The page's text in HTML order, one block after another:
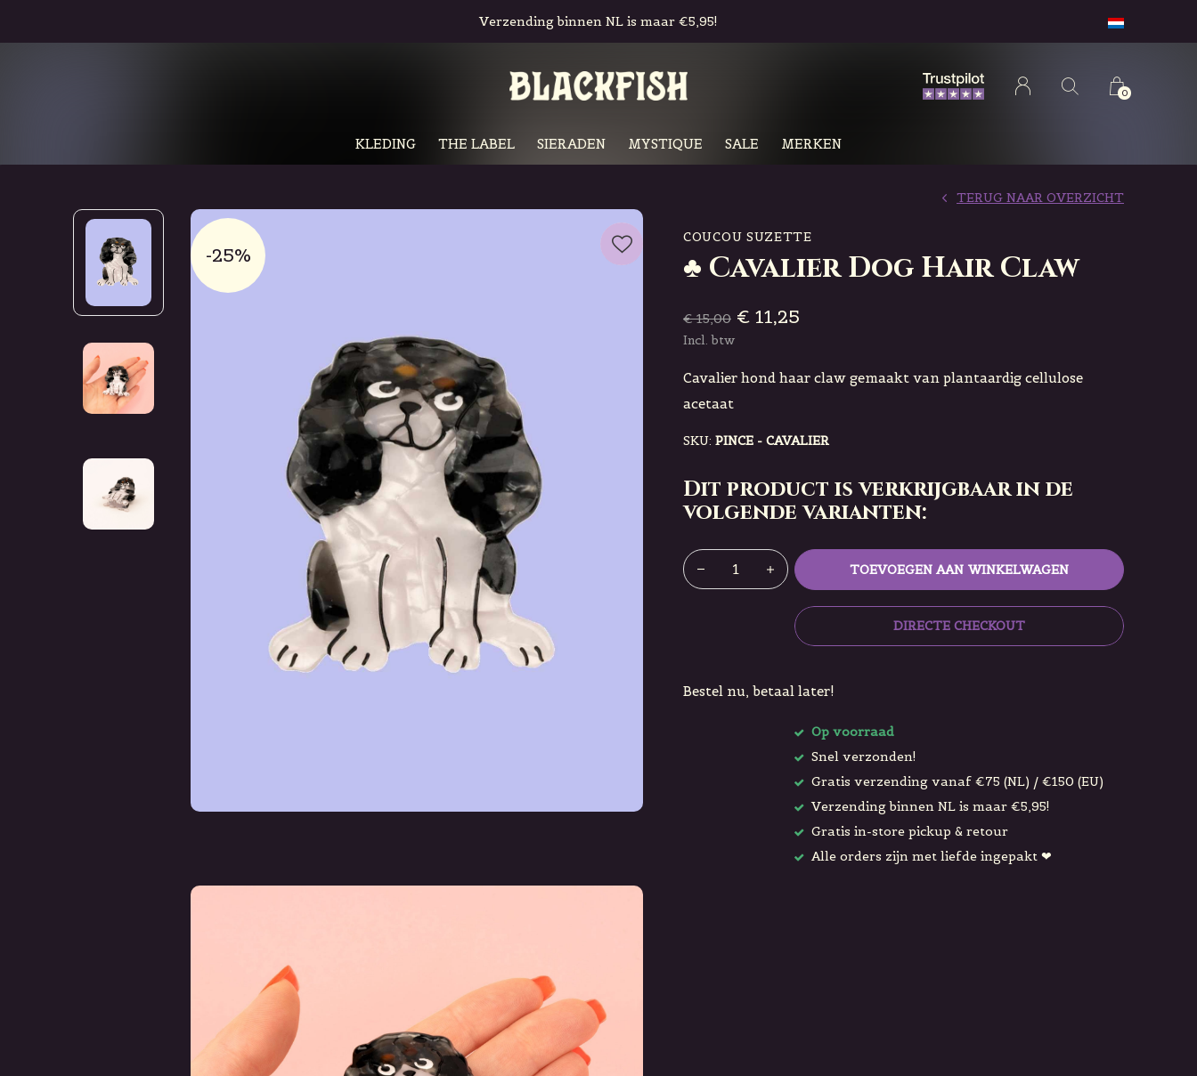
KLEDING THE LABEL SIERADEN MYSTIQUE SALE MERKEN
0
Gratis in-store pickup & retour
-25%
COUCOU SUZETTE
♣ Cavalier Dog Hair Claw
TERUG NAAR OVERZICHT
€ 15,00 € 11,25
Incl. btw
Cavalier hond haar claw gemaakt van plantaardig cellulose
acetaat
SKU: PINCE - CAVALIER
Dit product is verkrijgbaar in de
volgende varianten:
TOEVOEGEN AAN WINKELWAGEN
DIRECTE CHECKOUT
Bestel nu, betaal later!
Op voorraad
Snel verzonden!
Gratis verzending vanaf €75 (NL) / €150 (EU)
Verzending binnen NL is maar €5,95!
Gratis in-store pickup & retour
Alle orders zijn met liefde ingepakt ❤